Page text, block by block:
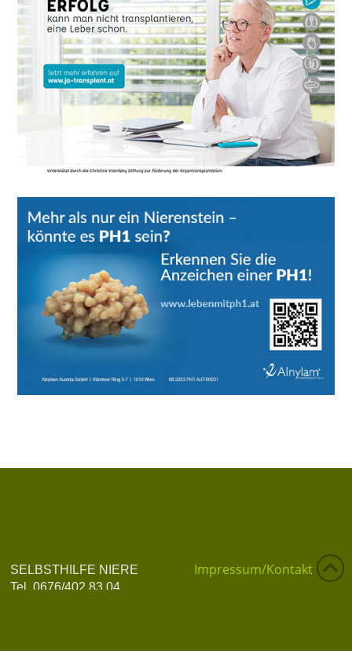
SELBSTHILFE NIERE
Tel. 0676/402 83 04
Impressum/Kontakt